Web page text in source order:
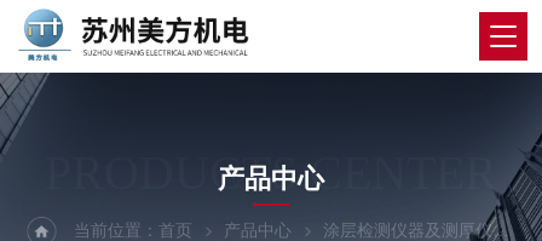
PRODUCTS CENTER
产品中心
当前位置：首页 产品中心 涂层检测仪器及测厚仪